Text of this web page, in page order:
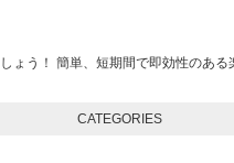
う！ 簡単、短期間で即効性のあ
CATEGORIES